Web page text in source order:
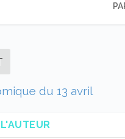
du 13 avril